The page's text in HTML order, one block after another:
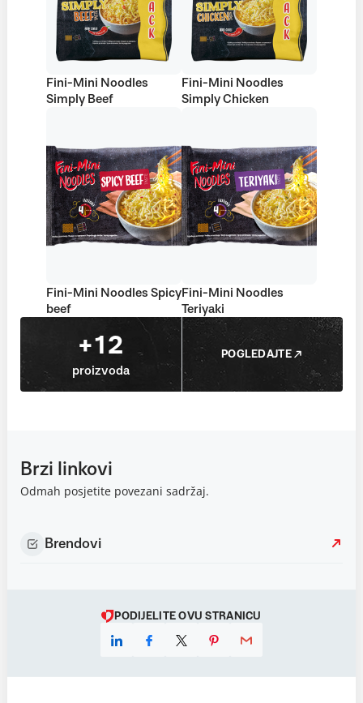
Fini-Mini Noodles
Simply Beef
Fini-Mini Noodles
Simply Chicken
Fini-Mini Noodles Spicy
beef
Fini-Mini Noodles
Teriyaki
+12
proizvoda
POGLEDAJTE
Brzi linkovi
Odmah posjetite povezani sadržaj.
Brendovi
PODIJELITE OVU STRANICU